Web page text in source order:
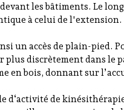
les bâtiments. Le
à celui de
un accès de plain-pied.
plus discrètement dans le
en bois, donnant sur
d‘activité de